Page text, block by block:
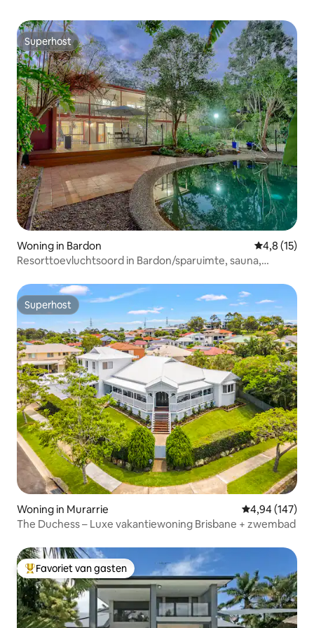
Superhost
Superhost
Woning in Bardon
4,8 (15)
Resorttoevluchtsoord in Bardon/sparuimte, sauna,
Superhost
Superhost
Woning in Murarrie Gemiddelde
4,94 (147)
The Duchess – Luxe vakantiewoning Brisbane + zwembad
Topfavoriet van gasten
Favoriet van gasten